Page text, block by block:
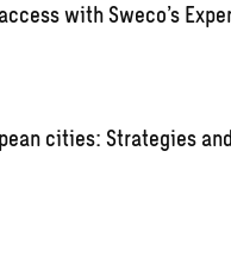
with Sweco’s
cities: Strate­gies